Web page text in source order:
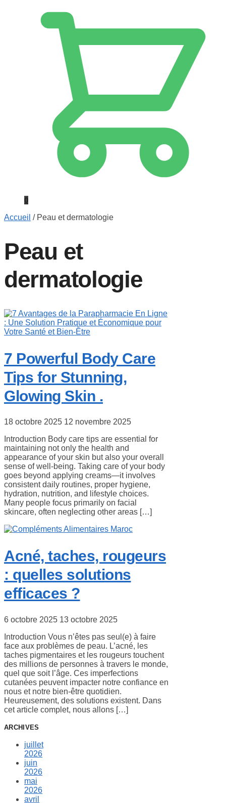
0
Accueil / Peau et dermatologie
Peau et
dermatologie
7 Powerful Body Care
Tips for Stunning,
Glowing Skin .
18 octobre 2025 12 novembre 2025
Introduction Body care tips are essential for
maintaining not only the health and
appearance of your skin but also your overall
sense of well-being. Taking care of your body
goes beyond applying creams—it involves
consistent daily routines, proper hygiene,
hydration, nutrition, and lifestyle choices.
Many people focus primarily on facial
skincare, often neglecting other areas […]
Acné, taches, rougeurs
: quelles solutions
efficaces ?
6 octobre 2025 13 octobre 2025
Introduction Vous n’êtes pas seul(e) à faire
face aux problèmes de peau. L’acné, les
taches pigmentaires et les rougeurs touchent
des millions de personnes à travers le monde,
quel que soit l’âge. Ces imperfections
cutanées peuvent impacter notre confiance en
nous et notre bien-être quotidien.
Heureusement, des solutions existent. Dans
cet article complet, nous allons […]
ARCHIVES
juillet
2026
juin
2026
mai
2026
avril